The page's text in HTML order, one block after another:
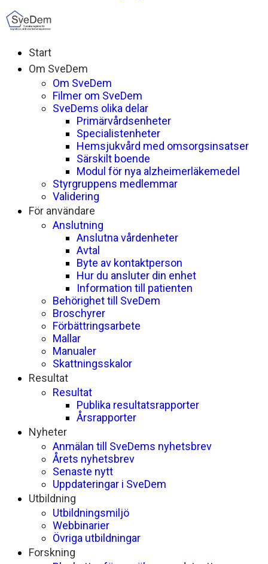
Start
Om SveDem
Om SveDem
Filmer om SveDem
SveDems olika delar
Primärvårdsenheter
Specialistenheter
Hemsjukvård med omsorgsinsatser
Särskilt boende
Modul för nya alzheimerläkemedel
Styrgruppens medlemmar
Validering
För användare
Anslutning
Anslutna vårdenheter
Avtal
Byte av kontaktperson
Hur du ansluter din enhet
Information till patienten
Behörighet till SveDem
Broschyrer
Förbättringsarbete
Mallar
Manualer
Skattningsskalor
Resultat
Resultat
Publika resultatsrapporter
Årsrapporter
Nyheter
Anmälan till SveDems nyhetsbrev
Årets nyhetsbrev
Senaste nytt
Uppdateringar i SveDem
Utbildning
Utbildningsmiljö
Webbinarier
Övriga utbildningar
Forskning